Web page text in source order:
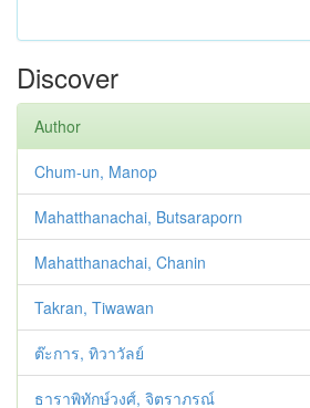
Discover
Author
Chum-un, Manop
Mahatthanachai, Butsaraporn
Mahatthanachai, Chanin
Takran, Tiwawan
ต๊ะการ, ทิวาวัลย์
ธาราพิทักษ์วงศ์, จิตราภรณ์